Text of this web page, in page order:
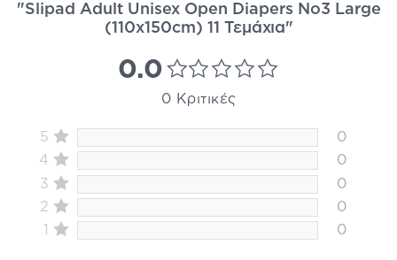
"Slipad Adult Unisex Open Diapers No3 Large
(110x150cm) 11 Τεμάχια"
0.0
0 Κριτικές
5
0
4
0
3
0
2
0
1
0